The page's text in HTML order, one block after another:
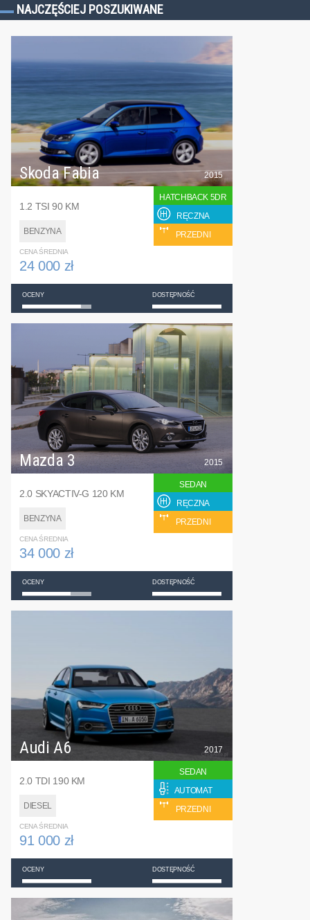
NAJCZĘŚCIEJ POSZUKIWANE
Skoda Fabia
1.2 TSI 90 KM
BENZYNA
2015
HATCHBACK 5DR
RĘCZNA
PRZEDNI
CENA ŚREDNIA
24 000 zł
OCENY DOSTĘPNOŚĆ
Mazda 3
2.0 SKYACTIV-G 120 KM
BENZYNA
2015
SEDAN
RĘCZNA
PRZEDNI
CENA ŚREDNIA
34 000 zł
OCENY DOSTĘPNOŚĆ
Audi A6
2.0 TDI 190 KM
DIESEL
2017
SEDAN
AUTOMAT
PRZEDNI
CENA ŚREDNIA
91 000 zł
OCENY DOSTĘPNOŚĆ